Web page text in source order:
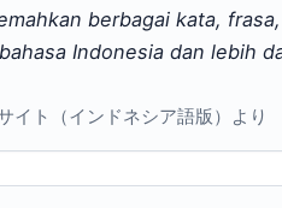
berbagai kata,
Indonesia dan lebih
ト（インドネシア語版）より